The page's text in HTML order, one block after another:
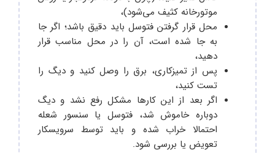
موتورخانه کثیف می‌شود)،
محل قرار گرفتن فتوسل باید دقیق باشد؛ اگر جا
به جا شده است، آن را در محل مناسب قرار
دهید،
پس از تمیزکاری، برق را وصل کنید و دیگ را
تست کنید،
اگر بعد از این کارها مشکل رفع نشد و دیگ
دوباره خاموش شد، فتوسل یا سنسور شعله
احتمالا خراب شده و باید توسط سرویسکار
تعویض یا بررسی شود.